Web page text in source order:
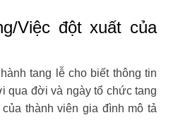
Việc đột xuất của
tang lễ cho biết thông tin
qua đời và ngày tổ chức tang
thành viên gia đình mô tả